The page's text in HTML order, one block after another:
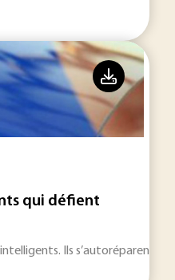
qui défient
Ils s’autoréparent.